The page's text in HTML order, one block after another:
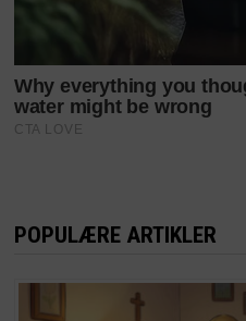
POPULÆRE ARTIKLER